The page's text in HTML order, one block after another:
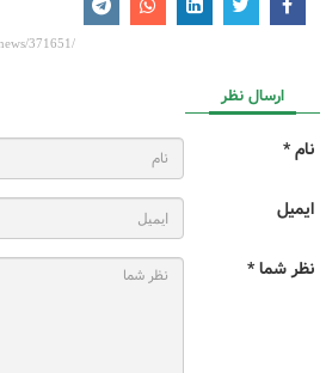
ارسال نظر
نام *
ایمیل
نظر شما *